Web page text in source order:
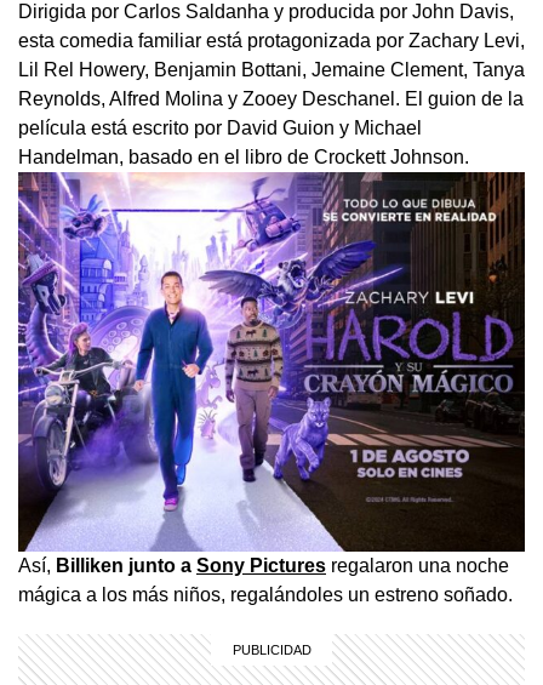
Dirigida por Carlos Saldanha y producida por John Davis,
esta comedia familiar está protagonizada por Zachary Levi,
Lil Rel Howery, Benjamin Bottani, Jemaine Clement, Tanya
Reynolds, Alfred Molina y Zooey Deschanel. El guion de la
película está escrito por David Guion y Michael
Handelman, basado en el libro de Crockett Johnson.
Así, Billiken junto a Sony Pictures regalaron una noche
mágica a los más niños, regalándoles un estreno soñado.